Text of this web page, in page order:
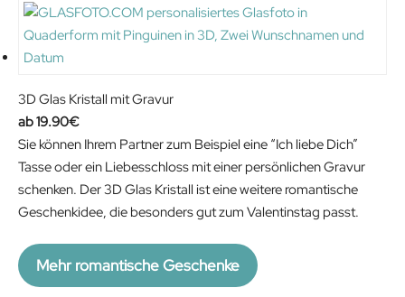
3D Glas Kristall mit Gravur
19.90€
Sie können Ihrem Partner zum Beispiel eine “Ich liebe Dich”
Tasse oder ein Liebesschloss mit einer persönlichen Gravur
schenken. Der 3D Glas Kristall ist eine weitere romantische
Geschenkidee, die besonders gut zum Valentinstag passt.
Mehr romantische Geschenke